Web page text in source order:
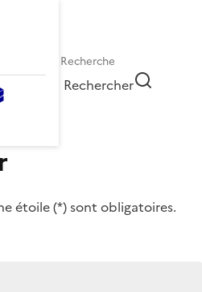
Rechercher
étoile (*) sont obligatoires.